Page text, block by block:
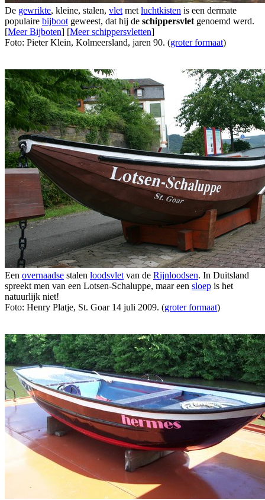
De gewrikte, kleine, stalen, vlet met luchtkisten is een dermate
populaire bijboot geweest, dat hij de schippersvlet genoemd werd.
[Meer Bijboten] [Meer schippersvletten]
Foto: Pieter Klein, Kolmeersland, jaren 90. (groter formaat)
Een overnaadse stalen loodsvlet van de Rijnloodsen. In Duitsland
spreekt men van een Lotsen-Schaluppe, maar een sloep is het
natuurlijk niet!
Foto: Henry Platje, St. Goar 14 juli 2009. (groter formaat)